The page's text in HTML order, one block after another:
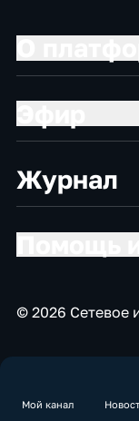
Мой канал
Журнал
© 2026 Сетевое